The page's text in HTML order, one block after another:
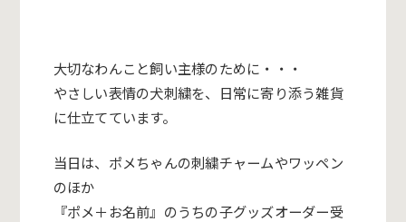
大切なわんこと飼い主様のために‧‧・
やさしい表情の犬刺繍を、日常に寄り添う雑貨
に仕立てています。
当日は、ポメちゃんの刺繍チャームやワッペン
のほか
『ポメ＋お名前』のうちの子グッズオーダー受